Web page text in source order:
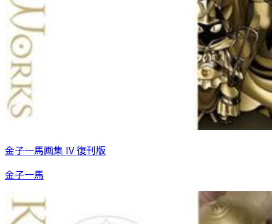
金子一馬画集 IV 復刊版
金子一馬